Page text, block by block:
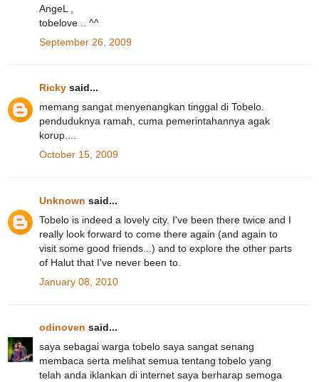
AngeL ,
tobelove .. ^^
September 26, 2009
Ricky said...
memang sangat menyenangkan tinggal di Tobelo.
penduduknya ramah, cuma pemerintahannya agak
korup....
October 15, 2009
Unknown said...
Tobelo is indeed a lovely city. I've been there twice and I
really look forward to come there again (and again to
visit some good friends...) and to explore the other parts
of Halut that I've never been to.
January 08, 2010
odinoven said...
saya sebagai warga tobelo saya sangat senang
membaca serta melihat semua tentang tobelo yang
telah anda iklankan di internet saya berharap semoga